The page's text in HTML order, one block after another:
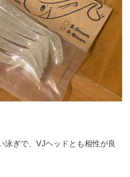
泳ぎで、VJヘッドとも相性が良